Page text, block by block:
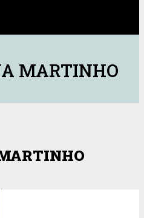
MARTINHO